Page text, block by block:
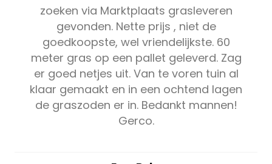
zoeken via Marktplaats grasleveren
gevonden. Nette prijs , niet de
goedkoopste, wel vriendelijkste. 60
meter gras op een pallet geleverd. Zag
er goed netjes uit. Van te voren tuin al
klaar gemaakt en in een ochtend lagen
de graszoden er in. Bedankt mannen!
Gerco.